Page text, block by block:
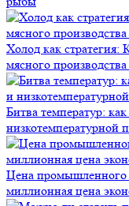
Холод как стратегия:
мясного
Битва температур:
Цена промышленного
миллионная цена